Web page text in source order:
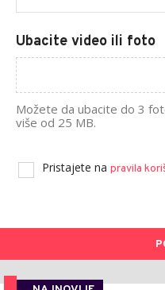
Ubacite video ili foto
Možete da ubacite do 3
više od 25 MB.
Pristajete na pravila